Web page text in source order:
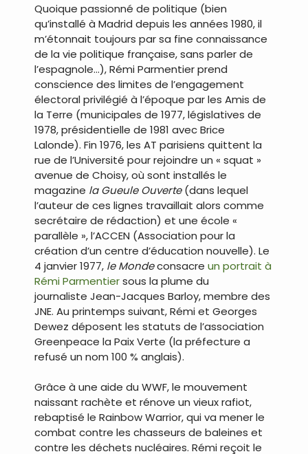
Quoique passionné de politique (bien
qu’installé à Madrid depuis les années 1980, il
m’étonnait toujours par sa fine connaissance
de la vie politique française, sans parler de
l’espagnole…), Rémi Parmentier prend
conscience des limites de l’engagement
électoral privilégié à l’époque par les Amis de
la Terre (municipales de 1977, législatives de
1978, présidentielle de 1981 avec Brice
Lalonde). Fin 1976, les AT parisiens quittent la
rue de l’Université pour rejoindre un « squat »
avenue de Choisy, où sont installés le
magazine la Gueule Ouverte(dans lequel
l’auteur de ces lignes travaillait alors comme
secrétaire de rédaction) et une école «
parallèle », l’ACCEN (Association pour la
création d’un centre d’éducation nouvelle). Le
4 janvier 1977, le Mondeconsacre un portrait à
Rémi Parmentiersous la plume du
journaliste Jean-Jacques Barloy, membre des
JNE. Au printemps suivant, Rémi et Georges
Dewez déposent les statuts de l’association
Greenpeace la Paix Verte (la préfecture a
refusé un nom 100 % anglais).
Grâce à une aide du WWF, le mouvement
naissant rachète et rénove un vieux rafiot,
rebaptisé le Rainbow Warrior, qui va mener le
combat contre les chasseurs de baleines et
contre les déchets nucléaires. Rémi reçoit le